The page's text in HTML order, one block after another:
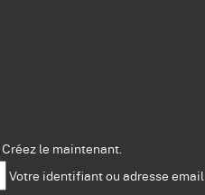
Créez le maintenant.
Votre identifiant ou adresse email